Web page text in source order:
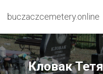
buczaczcemetery.online
Кловак